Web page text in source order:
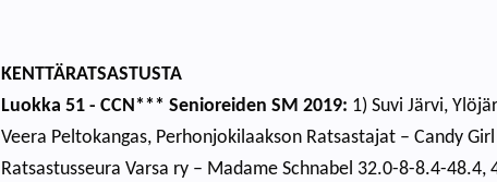
KENTTÄRATSASTUSTA
Luokka 51 - CCN*** Senioreiden SM 2019: 1) Suvi Järvi,
Veera Peltokangas, Perhonjokilaakson Ratsastajat – Candy
Ratsastusseura Varsa ry – Madame Schnabel 32.0-8-8.4-48.4,